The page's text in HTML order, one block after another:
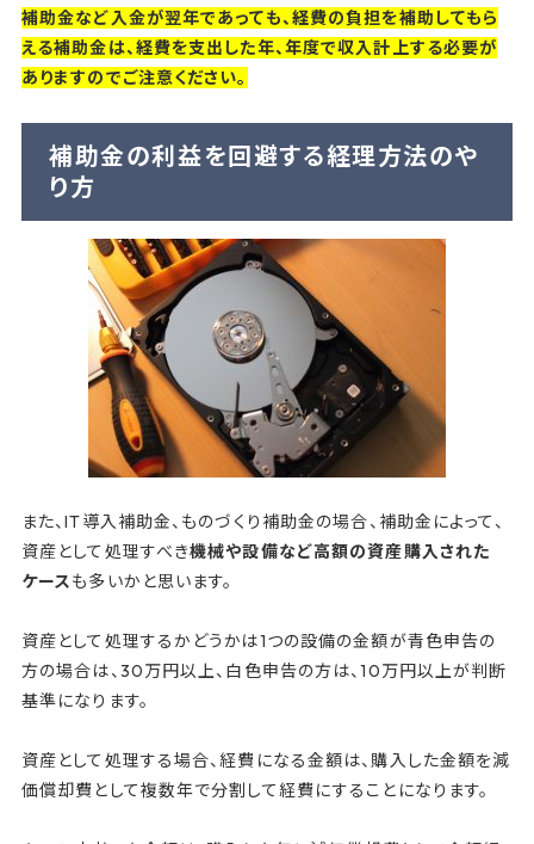
補助金など入金が翌年であっても、経費の負担を補助してもら
える補助金は、経費を支出した年、年度で収入計上する必要が
ありますのでご注意ください。
補助金の利益を回避する経理方法のや
り方
また、IT導入補助金、ものづくり補助金の場合、補助金によって、
資産として処理すべき機械や設備など高額の資産購入された
ケースも多いかと思います。
資産として処理するかどうかは1つの設備の金額が青色申告の
方の場合は、30万円以上、白色申告の方は、10万円以上が判断
基準になります。
資産として処理する場合、経費になる金額は、購入した金額を減
価償却費として複数年で分割して経費にすることになります。